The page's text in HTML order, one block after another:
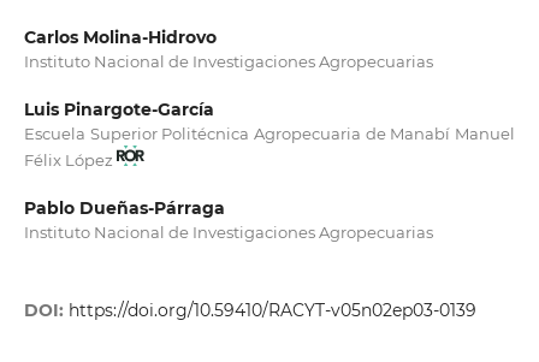
Carlos Molina-Hidrovo
Instituto Nacional de Investigaciones Agropecuarias
Luis Pinargote-García
Escuela Superior Politécnica Agropecuaria de Manabí Manuel
Félix López
Pablo Dueñas-Párraga
Instituto Nacional de Investigaciones Agropecuarias
DOI: https://doi.org/10.59410/RACYT-v05n02ep03-0139